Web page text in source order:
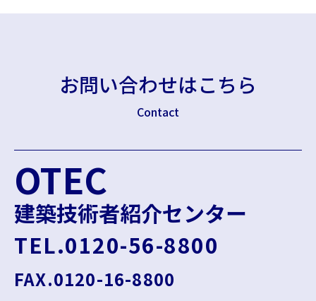
お問い合わせはこちら
Contact
OTEC
建築技術者紹介センター
TEL.0120-56-8800
FAX.0120-16-8800